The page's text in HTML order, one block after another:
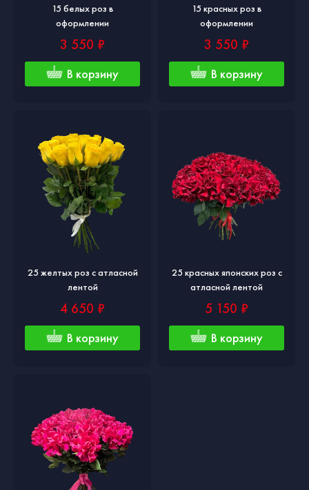
15 белых роз в
оформлении
3 550 ₽
В корзину
15 красных роз в
оформлении
3 550 ₽
В корзину
25 желтых роз с атласной
лентой
4 650 ₽
В корзину
25 красных японских роз с
атласной лентой
5 150 ₽
В корзину